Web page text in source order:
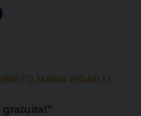
MARIA REDAELLI